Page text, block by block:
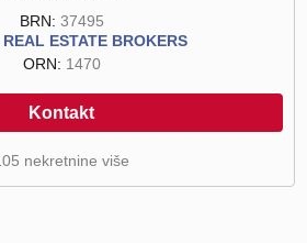
BRN: 37495
ESTATE BROKERS
ORN: 1470
Kontakt
nekretnine više